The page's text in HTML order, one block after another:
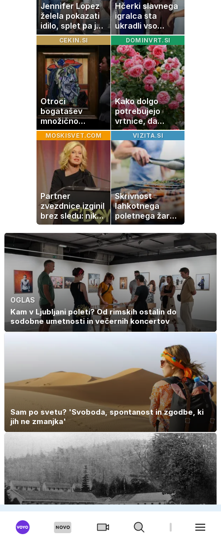
Jennifer Lopez
želela pokazati
idilo, splet pa je
razburila ena
stvar
Hčerki slavnega
igralca sta
ukradli vso
pozornost
CEKIN.SI
Otroci
bogatašev
množično
prodajajo
družinske
zbirke: raje imajo
denar kot
umetnine
DOMINVRT.SI
Kako dolgo
potrebujejo
vrtnice, da
zrastejo? Vse o
rasti, cvetenju in
negi vrtnic
MOSKISVET.COM
Partner
zvezdnice izginil
brez sledu: nikoli
ga niso našli,
nato je prišla še
ena tragedija
VIZITA.SI
Skrivnost
lahkotnega
poletnega žara,
po katerem ne
boste
potrebovali
popoldanskega
spanca
OGLAS
Kam v Ljubljani poleti? Od rimskih ostalin do
sodobne umetnosti in večernih koncertov
Sam po svetu? 'Svoboda, spontanost in zgodbe, ki
jih ne zmanjka'
'Spopad' velesil z eno žrtvijo – prašičem